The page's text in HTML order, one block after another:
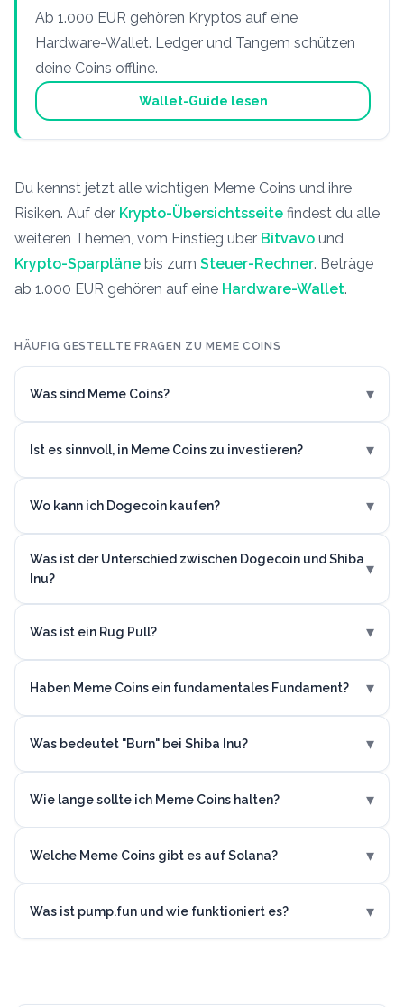
Ab 1.000 EUR gehören Kryptos auf eine
Hardware-Wallet. Ledger und Tangem schützen
deine Coins offline.
Wallet-Guide lesen
Du kennst jetzt alle wichtigen Meme Coins und ihre
Risiken. Auf der Krypto-Übersichtsseite findest du alle
weiteren Themen, vom Einstieg über Bitvavo und
Krypto-Sparpläne bis zum Steuer-Rechner. Beträge
ab 1.000 EUR gehören auf eine Hardware-Wallet.
HÄUFIG GESTELLTE FRAGEN ZU MEME COINS
Was sind Meme Coins? ▾
Ist es sinnvoll, in Meme Coins zu investieren? ▾
Wo kann ich Dogecoin kaufen? ▾
Was ist der Unterschied zwischen Dogecoin und Shiba
Inu?
▾
Was ist ein Rug Pull? ▾
Haben Meme Coins ein fundamentales Fundament? ▾
Was bedeutet "Burn" bei Shiba Inu? ▾
Wie lange sollte ich Meme Coins halten? ▾
Welche Meme Coins gibt es auf Solana? ▾
Was ist pump.fun und wie funktioniert es? ▾